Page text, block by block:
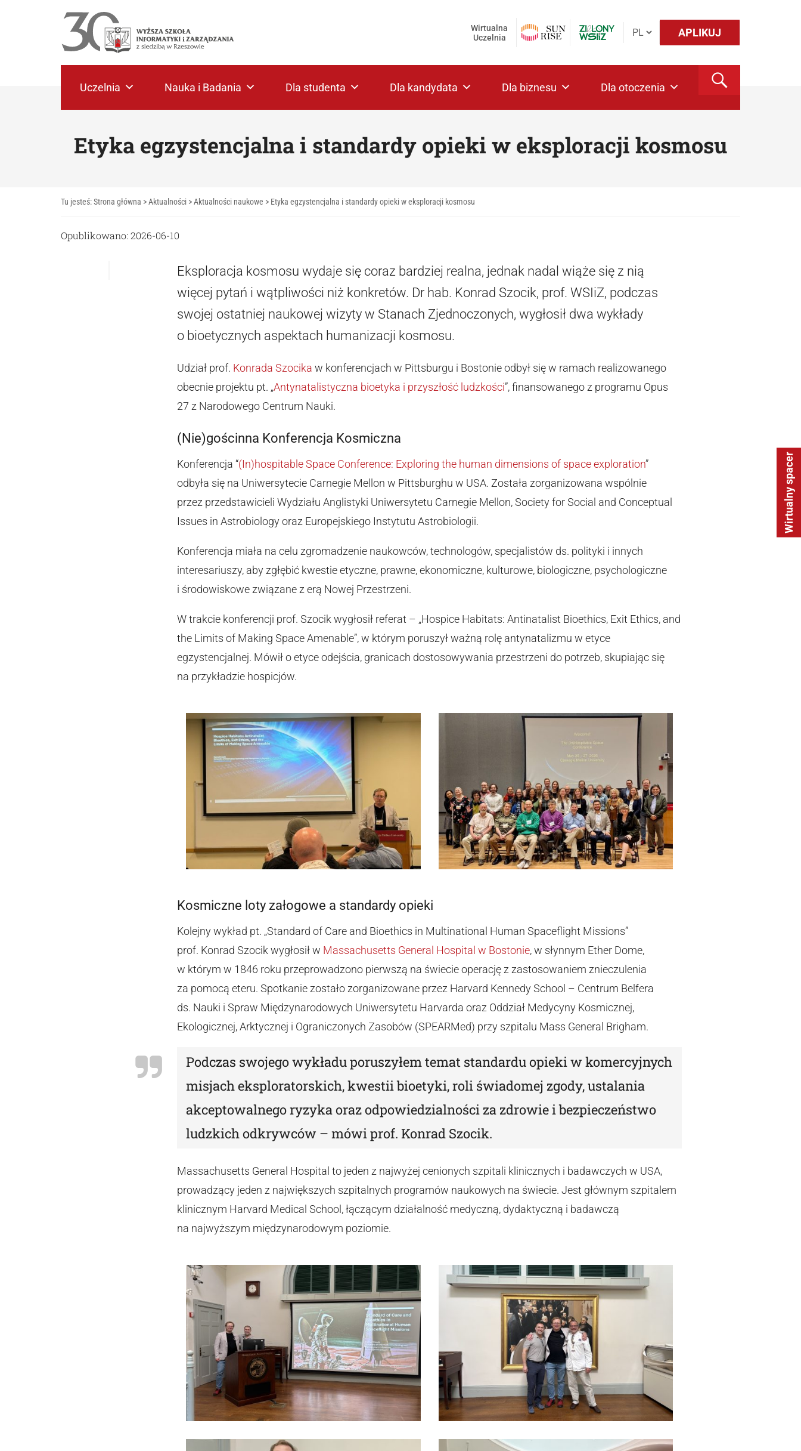
Wirtualny spacer
APLIKUJ
Wirtualna
Uczelnia
Uczelnia Nauka i Badania Dla studenta Dla kandydata Dla biznesu Dla otoczenia
Etyka egzystencjalna i standardy opieki w eksploracji kosmosu
Tu jesteś:Strona główna >Aktualności >Aktualności naukowe > Etyka egzystencjalna i standardy opieki w eksploracji kosmosu
Opublikowano: 2026-06-10
Eksploracja kosmosu wydaje się coraz bardziej realna, jednak nadal wiąże się z nią
więcej pytań i wątpliwości niż konkretów. Dr hab. Konrad Szocik, prof. WSIiZ, podczas
swojej ostatniej naukowej wizyty w Stanach Zjednoczonych, wygłosił dwa wykłady
o bioetycznych aspektach humanizacji kosmosu.
Udział prof. Konrada Szocika w konferencjach w Pittsburgu i Bostonie odbył się w ramach realizowanego
obecnie projektu pt. „Antynatalistyczna bioetyka i przyszłość ludzkości”, finansowanego z programu Opus
27 z Narodowego Centrum Nauki.
(Nie)gościnna Konferencja Kosmiczna
Konferencja “(In)hospitable Space Conference: Exploring the human dimensions of space exploration”
odbyła się na Uniwersytecie Carnegie Mellon w Pittsburghu w USA. Została zorganizowana wspólnie
przez przedstawicieli Wydziału Anglistyki Uniwersytetu Carnegie Mellon, Society for Social and Conceptual
Issues in Astrobiology oraz Europejskiego Instytutu Astrobiologii.
Konferencja miała na celu zgromadzenie naukowców, technologów, specjalistów ds. polityki i innych
interesariuszy, aby zgłębić kwestie etyczne, prawne, ekonomiczne, kulturowe, biologiczne, psychologiczne
i środowiskowe związane z erą Nowej Przestrzeni.
W trakcie konferencji prof. Szocik wygłosił referat – „Hospice Habitats: Antinatalist Bioethics, Exit Ethics, and
the Limits of Making Space Amenable”, w którym poruszył ważną rolę antynatalizmu w etyce
egzystencjalnej. Mówił o etyce odejścia, granicach dostosowywania przestrzeni do potrzeb, skupiając się
na przykładzie hospicjów.
Kosmiczne loty załogowe a standardy opieki
Kolejny wykład pt. „Standard of Care and Bioethics in Multinational Human Spaceflight Missions”
prof. Konrad Szocik wygłosił w Massachusetts General Hospital w Bostonie, w słynnym Ether Dome,
w którym w 1846 roku przeprowadzono pierwszą na świecie operację z zastosowaniem znieczulenia
za pomocą eteru. Spotkanie zostało zorganizowane przez Harvard Kennedy School – Centrum Belfera
ds. Nauki i Spraw Międzynarodowych Uniwersytetu Harvarda oraz Oddział Medycyny Kosmicznej,
Ekologicznej, Arktycznej i Ograniczonych Zasobów (SPEARMed) przy szpitalu Mass General Brigham.
Podczas swojego wykładu poruszyłem temat standardu opieki w komercyjnych
misjach eksploratorskich, kwestii bioetyki, roli świadomej zgody, ustalania
akceptowalnego ryzyka oraz odpowiedzialności za zdrowie i bezpieczeństwo
ludzkich odkrywców – mówi prof. Konrad Szocik.
Massachusetts General Hospital to jeden z najwyżej cenionych szpitali klinicznych i badawczych w USA,
prowadzący jeden z największych szpitalnych programów naukowych na świecie. Jest głównym szpitalem
klinicznym Harvard Medical School, łączącym działalność medyczną, dydaktyczną i badawczą
na najwyższym międzynarodowym poziomie.